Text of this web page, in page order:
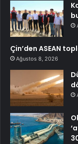
Çin’den ASEAN
Ağustos 8, 2026